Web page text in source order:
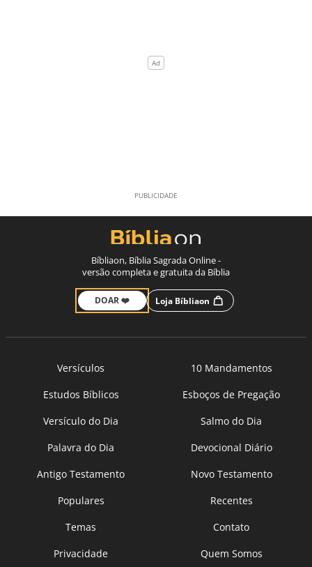
Bíbliaon, Bíblia Sagrada Online -
versão completa e gratuita da Bíblia
DOAR ❤️ Loja Bíbliaon
Versículos
10 Mandamentos
Estudos Bíblicos
Esboços de Pregação
Versículo do Dia
Salmo do Dia
Palavra do Dia
Devocional Diário
Antigo Testamento
Novo Testamento
Populares
Recentes
Temas
Contato
Privacidade
Quem Somos